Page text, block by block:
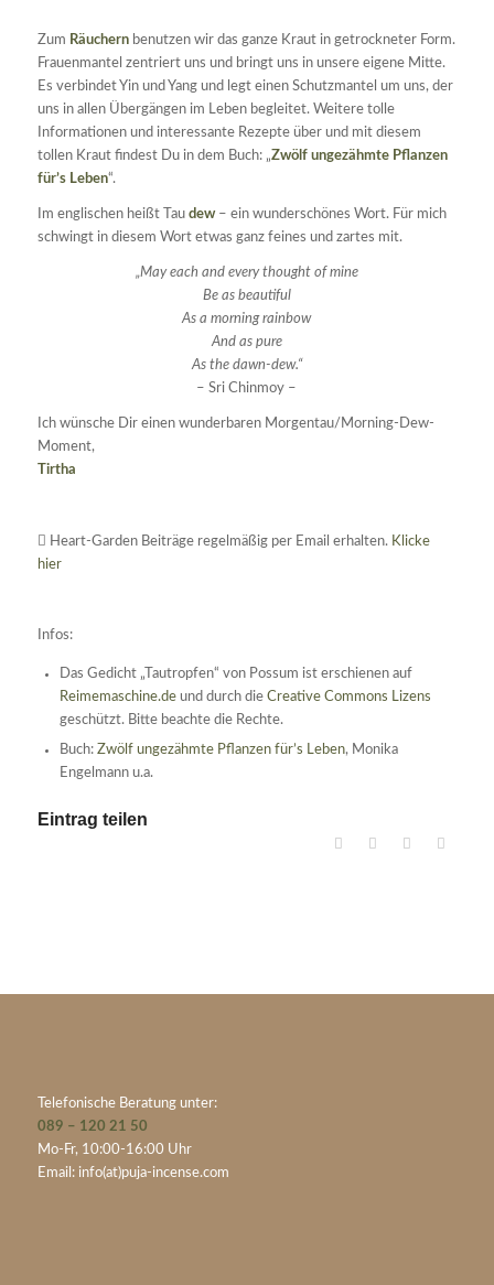
Zum Räuchernbenutzen wir das ganze Kraut in getrockneter Form.
Frauenmantel zentriert uns und bringt uns in unsere eigene Mitte.
Es verbindet Yin und Yang und legt einen Schutzmantel um uns, der
uns in allen Übergängen im Leben begleitet. Weitere tolle
Informationen und interessante Rezepte über und mit diesem
tollen Kraut findest Du in dem Buch: „Zwölf ungezähmte Pflanzen
für’s Leben“.
Im englischen heißt Tau dew– ein wunderschönes Wort. Für mich
schwingt in diesem Wort etwas ganz feines und zartes mit.
„May each and every thought of mine
Be as beautiful
As a morning rainbow
And as pure
As the dawn-dew.“
– Sri Chinmoy –
Ich wünsche Dir einen wunderbaren Morgentau/Morning-Dew-
Moment,
Tirtha
Heart-Garden Beiträge regelmäßig per Email erhalten. Klicke
hier
Infos:
Das Gedicht „Tautropfen“ von Possum ist erschienen auf
Reimemaschine.deund durch die Creative Commons Lizens
geschützt. Bitte beachte die Rechte.
Buch: Zwölf ungezähmte Pflanzen für’s Leben, Monika
Engelmann u.a.
Eintrag teilen
Telefonische Beratung unter:
089 – 120 21 50
Mo-Fr, 10:00-16:00 Uhr
Email: info(at)puja-incense.com